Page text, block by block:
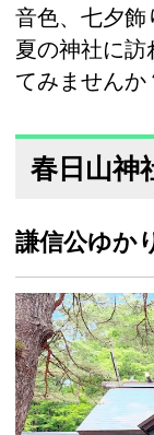
音色、七夕
夏の神社に訪
てみませんか
春日山神
謙信公ゆか